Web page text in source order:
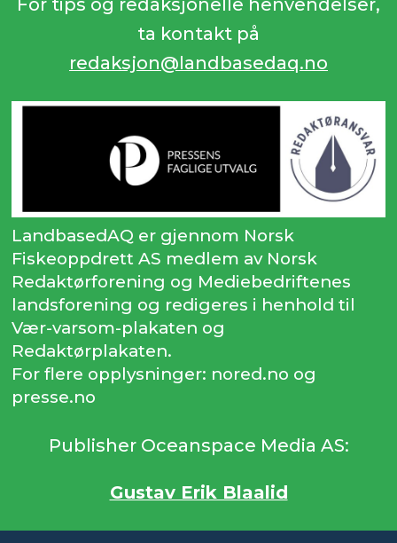
ta kontakt på
redaksjon@landbasedaq.no
LandbasedAQ er gjennom Norsk
Fiskeoppdrett AS medlem av Norsk
Redaktørforening og Mediebedriftenes
landsforening og redigeres i henhold til
Vær-varsom-plakaten og
Redaktørplakaten.
For flere opplysninger: nored.no og
presse.no
Publisher Oceanspace Media AS:
Gustav Erik Blaalid